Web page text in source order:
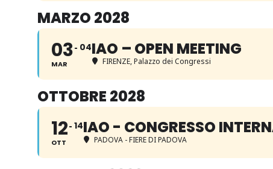
MARZO 2028
03
MAR
04IAO – OPEN MEETING
FIRENZE, Palazzo dei Congressi
OTTOBRE 2028
12
OTT
14IAO - CONGRESSO
PADOVA - FIERE DI PADOVA